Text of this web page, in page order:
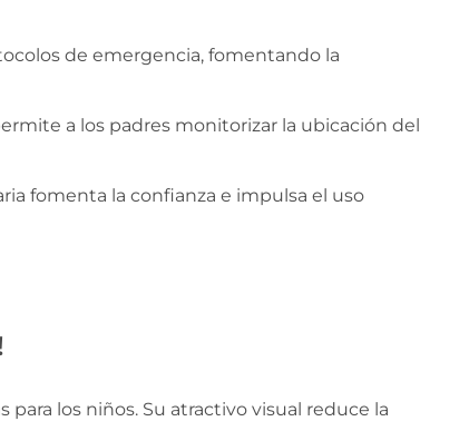
de emergencia, fomentando la
a los padres monitorizar la ubicación del
fomenta la confianza e impulsa el uso
los niños. Su atractivo visual reduce la